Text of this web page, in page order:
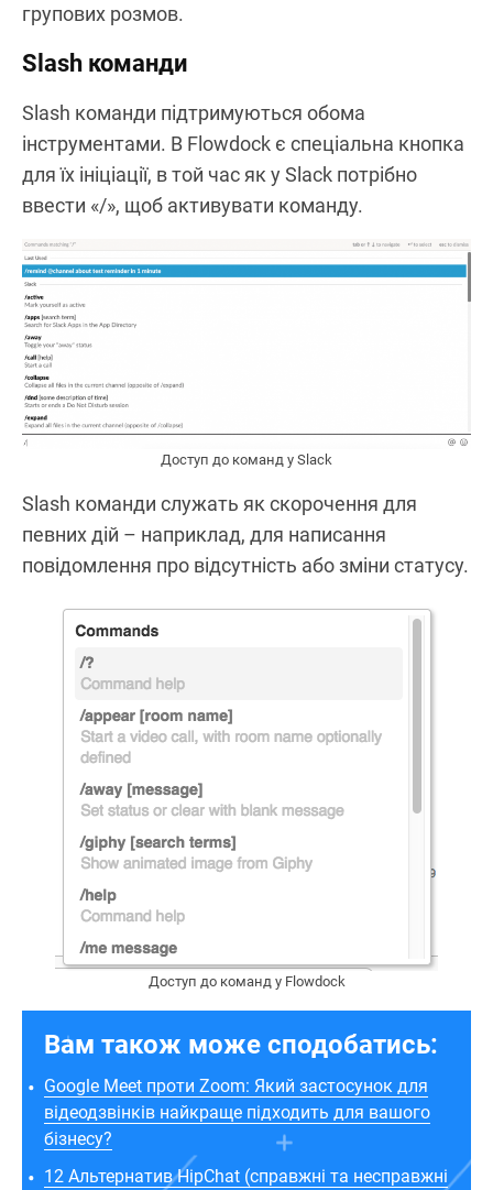
групових розмов.
Slash команди
Slash команди підтримуються обома
інструментами. В Flowdock є спеціальна кнопка
для їх ініціації, в той час як у Slack потрібно
ввести «/», щоб активувати команду.
Доступ до команд у Slack
Slash команди служать як скорочення для
певних дій – наприклад, для написання
повідомлення про відсутність або зміни статусу.
Доступ до команд у Flowdock
Вам також може сподобатись:
Google Meet проти Zoom: Який застосунок для
відеодзвінків найкраще підходить для вашого
бізнесу?
12 Альтернатив HipChat (справжні та несправжні